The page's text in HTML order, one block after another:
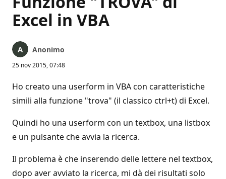
Excel in VBA
Anonimo
25 nov 2015, 07:48
Ho creato una userform in VBA con caratteristiche
simili alla funzione "trova" (il classico ctrl+t) di Excel.
Quindi ho una userform con un textbox, una listbox
e un pulsante che avvia la ricerca.
Il problema è che inserendo delle lettere nel textbox,
dopo aver avviato la ricerca, mi dà dei risultati solo